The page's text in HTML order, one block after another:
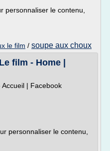
personnaliser le contenu,
le film / soupe aux choux
film - Home |
| Facebook
personnaliser le contenu,